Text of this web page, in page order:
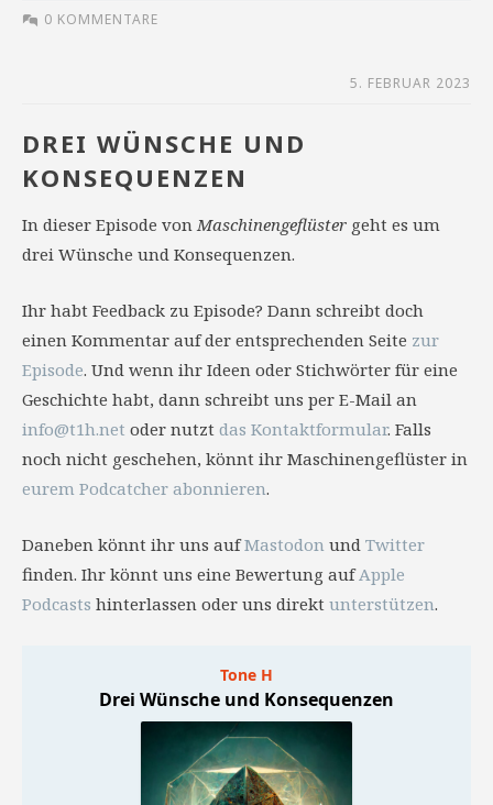
0 KOMMENTARE
5. FEBRUAR 2023
DREI WÜNSCHE UND
KONSEQUENZEN
In dieser Episode vonMaschinengeflüster geht es um
drei Wünsche und Konsequenzen.
Ihr habt Feedback zu Episode? Dann schreibt doch
einen Kommentar auf der entsprechenden Seite zur
Episode. Und wenn ihr Ideen oder Stichwörter für eine
Geschichte habt, dann schreibt uns per E-Mail an
info@t1h.net oder nutzt das Kontaktformular. Falls
noch nicht geschehen, könnt ihr Maschinengeflüster in
eurem Podcatcher abonnieren.
Daneben könnt ihr uns aufMastodon und Twitter
finden. Ihr könnt uns eine Bewertung aufApple
Podcasts hinterlassen oder uns direkt unterstützen.